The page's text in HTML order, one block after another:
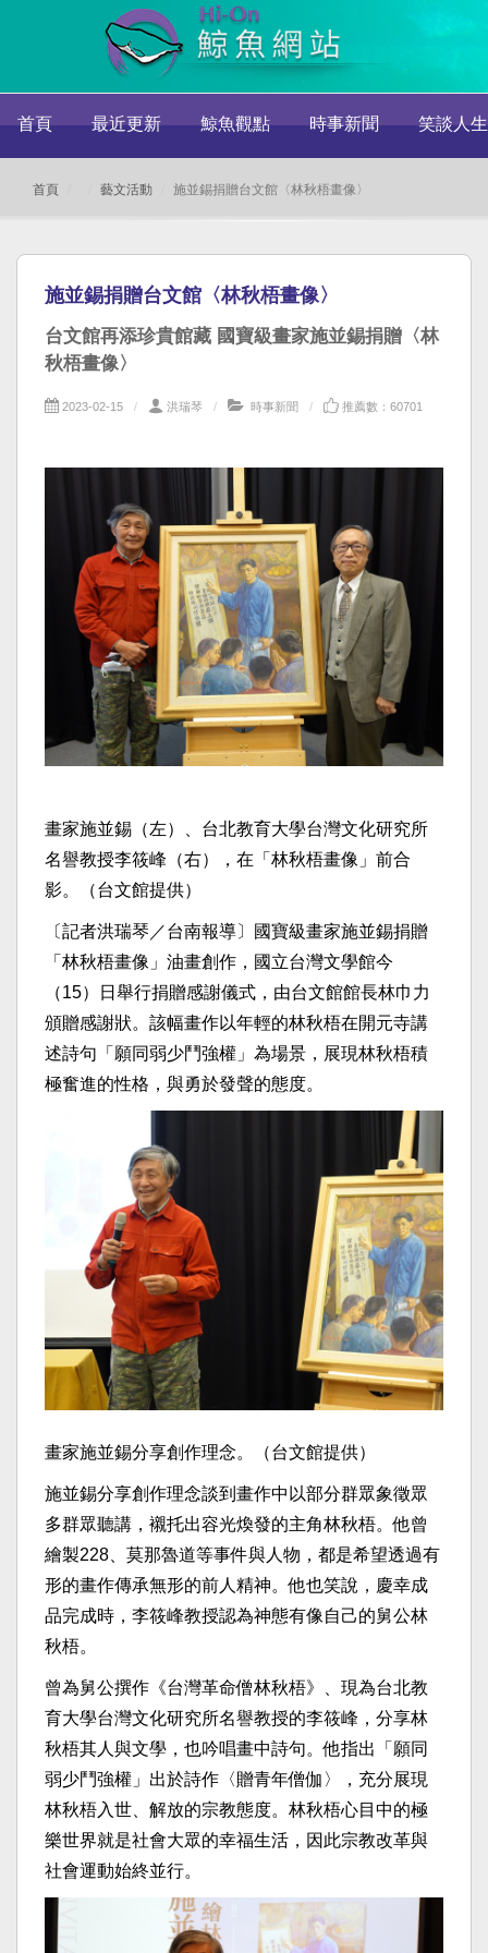
首頁 最近更新 鯨魚觀點 時事新聞 笑談人生
首頁 藝文活動 施並錫捐贈台文館〈林秋梧畫像〉
施並錫捐贈台文館〈林秋梧畫像〉
台文館再添珍貴館藏 國寶級畫家施並錫捐贈〈林
秋梧畫像〉
2023-02-15 洪瑞琴 時事新聞 推薦數：60701
畫家施並錫（左）、台北教育大學台灣文化研究所
名譽教授李筱峰（右），在「林秋梧畫像」前合
影。（台文館提供）
〔記者洪瑞琴／台南報導〕國寶級畫家施並錫捐贈
「林秋梧畫像」油畫創作，國立台灣文學館今
（15）日舉行捐贈感謝儀式，由台文館館長林巾力
頒贈感謝狀。該幅畫作以年輕的林秋梧在開元寺講
述詩句「願同弱少鬥強權」為場景，展現林秋梧積
極奮進的性格，與勇於發聲的態度。
畫家施並錫分享創作理念。（台文館提供）
施並錫分享創作理念談到畫作中以部分群眾象徵眾
多群眾聽講，襯托出容光煥發的主角林秋梧。他曾
繪製228、莫那魯道等事件與人物，都是希望透過有
形的畫作傳承無形的前人精神。他也笑說，慶幸成
品完成時，李筱峰教授認為神態有像自己的舅公林
秋梧。
曾為舅公撰作《台灣革命僧林秋梧》、現為台北教
育大學台灣文化研究所名譽教授的李筱峰，分享林
秋梧其人與文學，也吟唱畫中詩句。他指出「願同
弱少鬥強權」出於詩作〈贈青年僧伽〉，充分展現
林秋梧入世、解放的宗教態度。林秋梧心目中的極
樂世界就是社會大眾的幸福生活，因此宗教改革與
社會運動始終並行。